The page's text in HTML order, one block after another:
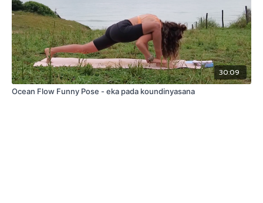
30:09
Ocean Flow Funny Pose - eka pada koundinyasana